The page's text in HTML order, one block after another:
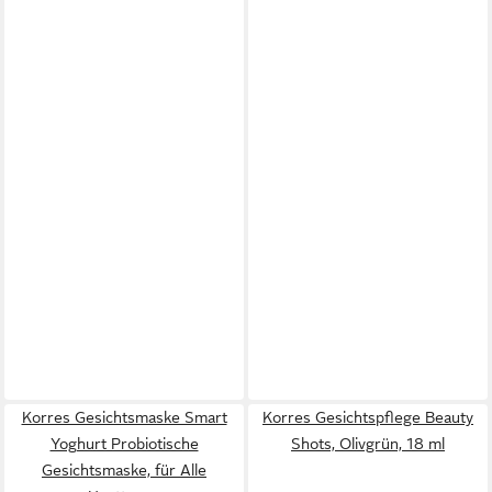
Korres Gesichtsmaske Smart
Yoghurt Probiotische
Gesichtsmaske, für Alle
Korres Gesichtspflege Beauty
Shots, Olivgrün, 18 ml